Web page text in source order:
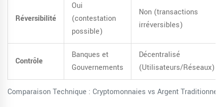
Comparaison Technique : Cryptomonnaies vs Argent Traditionnel
Réversibilité
Oui
(contestation
possible)
Non (transactions
irréversibles)
Contrôle
Banques et
Gouvernements
Décentralisé
(Utilisateurs/Réseaux)